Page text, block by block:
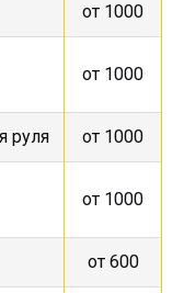
от 1000
от 1000
руля от 1000
от 1000
от 600